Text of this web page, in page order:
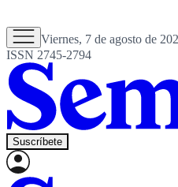
Viernes, 7 de agosto de
ISSN 2745-2794
Suscríbete